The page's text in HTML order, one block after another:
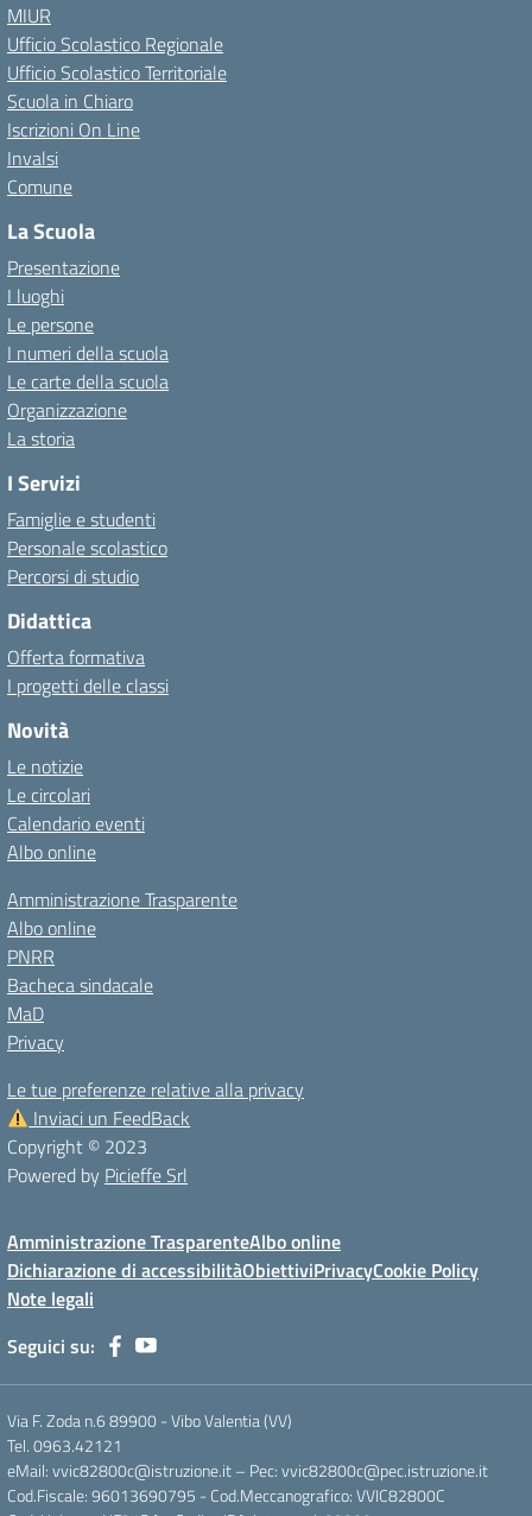
MIUR
Ufficio Scolastico Regionale
Ufficio Scolastico Territoriale
Scuola in Chiaro
Iscrizioni On Line
Invalsi
Comune
La Scuola
Presentazione
I luoghi
Le persone
I numeri della scuola
Le carte della scuola
Organizzazione
La storia
I Servizi
Famiglie e studenti
Personale scolastico
Percorsi di studio
Didattica
Offerta formativa
I progetti delle classi
Novità
Le notizie
Le circolari
Calendario eventi
Albo online
Amministrazione Trasparente
Albo online
PNRR
Bacheca sindacale
MaD
Privacy
Le tue preferenze relative alla privacy
Inviaci un FeedBack
Copyright © 2023
Powered by Picieffe Srl
Amministrazione TrasparenteAlbo online
Dichiarazione di accessibilitàObiettiviPrivacyCookie Policy
Note legali
Seguici su:
Via F. Zoda n.6 89900 - Vibo Valentia (VV)
Tel. 0963.42121
eMail: vvic82800c@istruzione.it – Pec: vvic82800c@pec.istruzione.it
Cod.Fiscale: 96013690795 - Cod.Meccanografico: VVIC82800C